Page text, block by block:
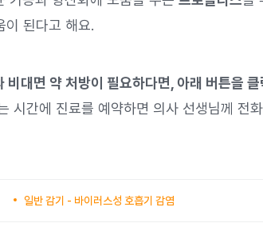
이 된다고 해요.
비대면 약 처방이 필요하다면, 아래 버튼을
시간에 진료를 예약하면 의사 선생님께 전
일반 감기 - 바이러스성 호흡기 감염